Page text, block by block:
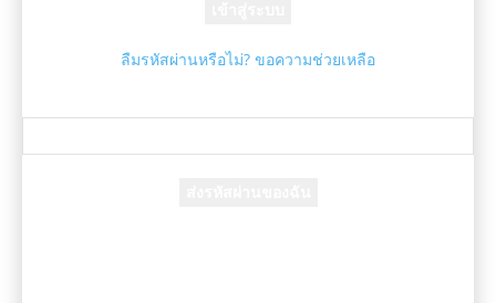
ลืมรหัสผ่านหรือไม่? ขอความช่วยเหลือ